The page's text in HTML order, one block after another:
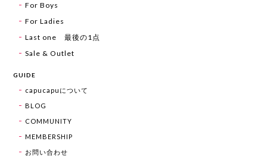
For Boys
For Ladies
Last one 最後の1点
Sale & Outlet
GUIDE
capucapuについて
BLOG
COMMUNITY
MEMBERSHIP
お問い合わせ